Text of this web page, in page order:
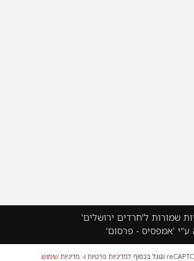
שמורות ל'חרדים ירושלים'
ע"י 'אמפסיס - פרסום'
למדיניות פרטיות ו-מדיניות שימוש.